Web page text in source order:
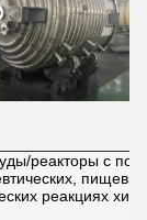
реакторы с
реакциях